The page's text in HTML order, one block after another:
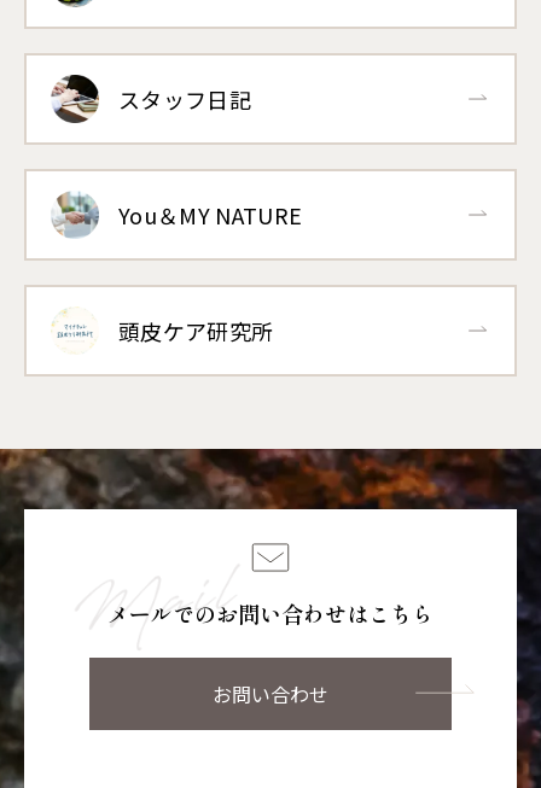
スタッフ日記
You＆MY NATURE
頭皮ケア研究所
メールでのお問い合わせはこちら
お問い合わせ